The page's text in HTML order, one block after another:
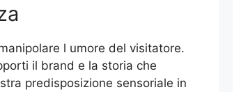
l umore del visitatore.
il brand e la storia che
predisposizione sensoriale in